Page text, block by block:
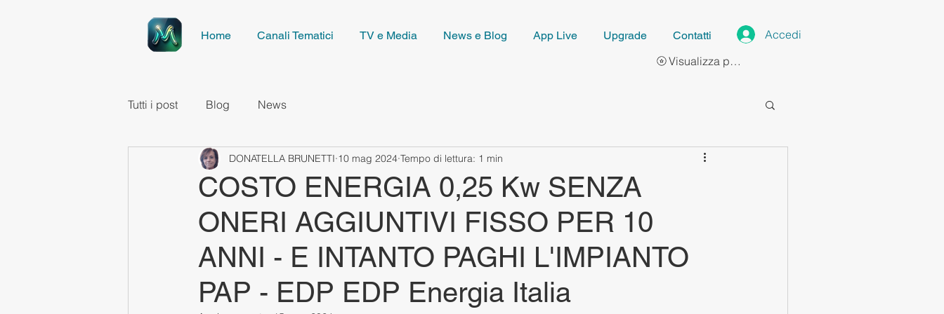
Home Canali Tematici TV e Media News e Blog App Live Upgrade Contatti
Accedi
Visualizza punti
Tutti i post Blog News
COSTO ENERGIA 0,25 Kw SENZA
ONERI AGGIUNTIVI FISSO PER 10
ANNI - E INTANTO PAGHI L'IMPIANTO
PAP - EDP EDP Energia Italia
DONATELLA BRUNETTI 10 mag 2024 Tempo di lettura: 1 min